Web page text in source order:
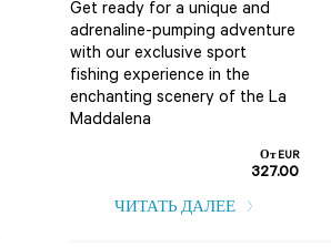
Ла Маддалена (Arcipelago
della Maddalena),
расположенный на северо-
востоке Сардинии, усеян
многоч...
Get ready for a unique and
adrenaline-pumping adventure
with our exclusive sport
fishing experience in the
enchanting scenery of the La
Maddalena
От EUR
327.00
ЧИТАТЬ ДАЛЕЕ